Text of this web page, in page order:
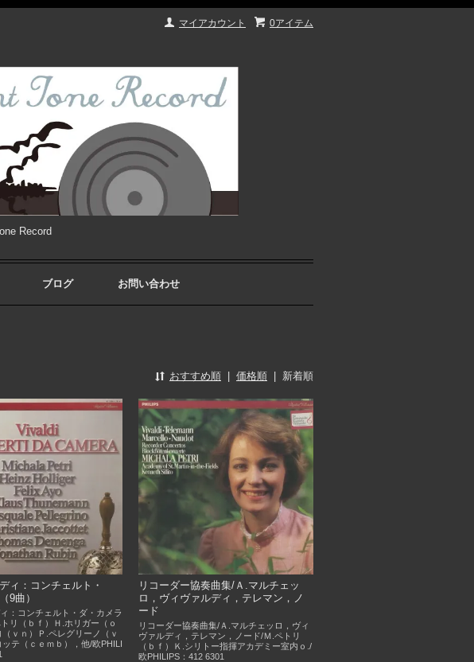
0アイテム
マイアカウント
Record
ブログ お問い合わせ
おすすめ順 価格順 新着順
ィ：コンチェルト・
9曲）
：コンチェルト・ダ・カメラ
トリ（ｂｆ）Ｈ.ホリガー（ｏ
（ｖｎ）Ｐ.ペレグリーノ（ｖ
ッテ（ｃｅｍｂ），他/欧PHILI
リコーダー協奏曲集/Ａ.マルチェッ
ロ，ヴィヴァルディ，テレマン，ノ
ード
リコーダー協奏曲集/Ａ.マルチェッロ，ヴィ
ヴァルディ，テレマン，ノード/Ｍ.ペトリ
（ｂｆ）Ｋ.シリトー指揮アカデミー室内ｏ./
欧PHILIPS：412 6301